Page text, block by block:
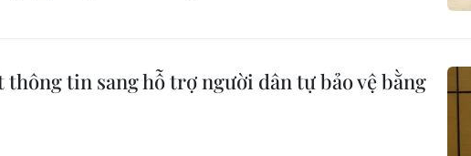
thông tin sang hỗ trợ người dân tự bảo vệ bằng